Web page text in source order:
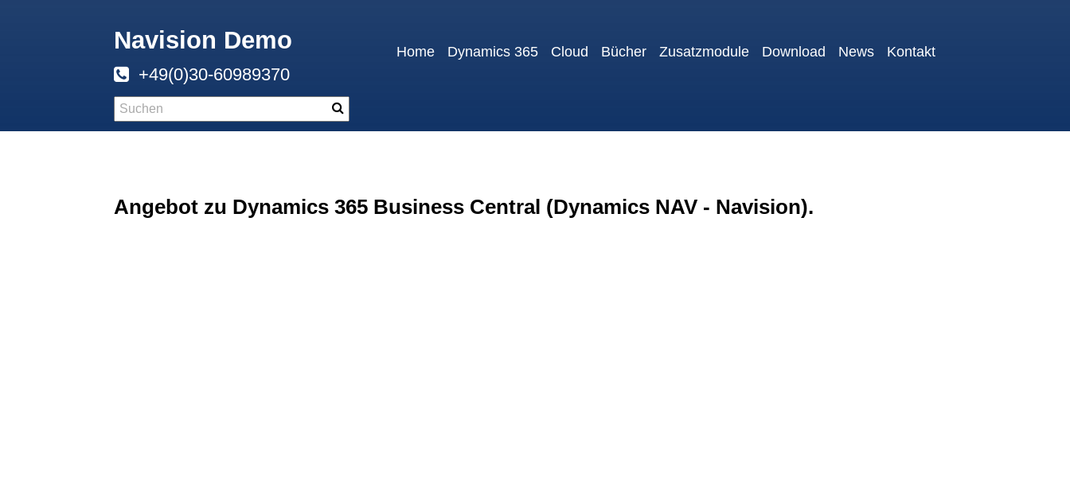
Navision Demo
+49(0)30-60989370
Home Dynamics 365 Cloud Bücher Zusatzmodule Download News Kontakt
Angebot zu Dynamics 365 Business Central (Dynamics NAV - Navision).